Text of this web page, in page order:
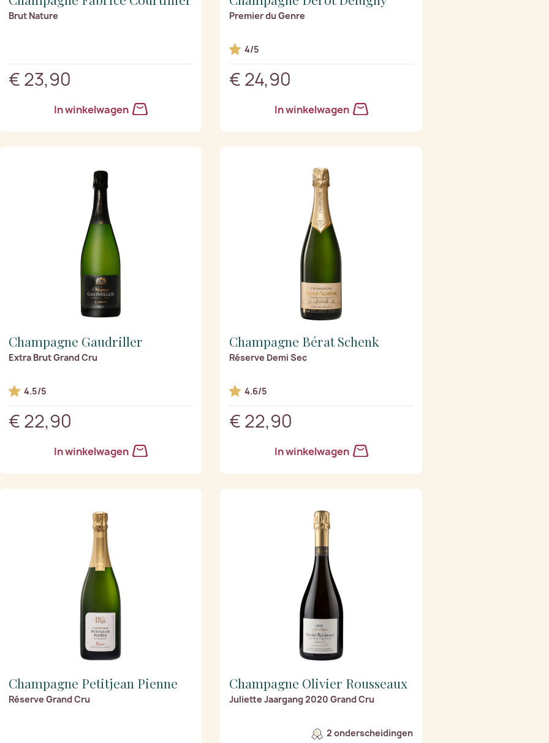
Brut Nature
€ 23,90
In winkelwagen
Premier du Genre
4/5
€ 24,90
In winkelwagen
Champagne Gaudriller
Extra Brut Grand Cru
4.5/5
€ 22,90
In winkelwagen
Champagne Bérat Schenk
Réserve Demi Sec
4.6/5
€ 22,90
In winkelwagen
Champagne Petitjean Pienne
Réserve Grand Cru
Champagne Olivier Rousseaux
Juliette Jaargang 2020 Grand Cru
2 onderscheidingen